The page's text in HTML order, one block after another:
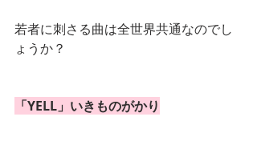
若者に刺さる曲は全世界共通なのでし
ょうか？
「YELL」いきものがかり